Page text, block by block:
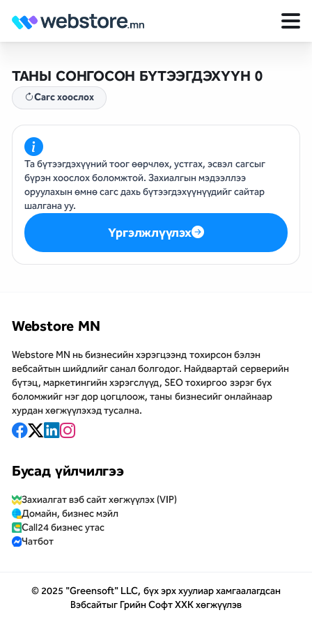
ТАНЫ СОНГОСОН БҮТЭЭГДЭХҮҮН 0
Сагс хоослох
Та бүтээгдэхүүний тоог өөрчлөх, устгах, эсвэл сагсыг
бүрэн хоослох боломжтой. Захиалгын мэдээллээ
оруулахын өмнө сагс дахь бүтээгдэхүүнүүдийг сайтар
шалгана уу.
Үргэлжлүүлэх
Webstore MN
Webstore MN нь бизнесийн хэрэгцээнд тохирсон бэлэн
вебсайтын шийдлийг санал болгодог. Найдвартай серверийн
бүтэц, маркетингийн хэрэгслүүд, SEO тохиргоо зэрэг бүх
боломжийг нэг дор цогцлоож, таны бизнесийг онлайнаар
хурдан хөгжүүлэхэд тусална.
Бусад үйлчилгээ
Захиалгат вэб сайт хөгжүүлэх (VIP)
Домайн, бизнес мэйл
Call24 бизнес утас
Чатбот
© 2025 "Greensoft" LLC, бүх эрх хуулиар хамгаалагдсан
Вэбсайтыг Грийн Софт ХХКхөгжүүлэв